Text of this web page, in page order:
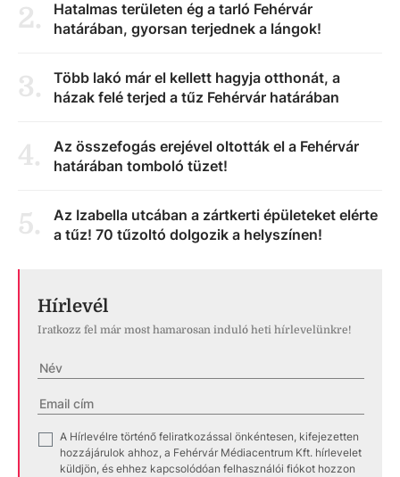
2.
Hatalmas területen ég a tarló Fehérvár
határában, gyorsan terjednek a lángok!
3.
Több lakó már el kellett hagyja otthonát, a
házak felé terjed a tűz Fehérvár határában
4.
Az összefogás erejével oltották el a Fehérvár
határában tomboló tüzet!
5.
Az Izabella utcában a zártkerti épületeket elérte
a tűz! 70 tűzoltó dolgozik a helyszínen!
Hírlevél
Iratkozz fel már most hamarosan induló heti hírlevelünkre!
A Hírlevélre történő feliratkozással önkéntesen, kifejezetten
hozzájárulok ahhoz, a Fehérvár Médiacentrum Kft. hírlevelet
küldjön, és ehhez kapcsolódóan felhasználói fiókot hozzon